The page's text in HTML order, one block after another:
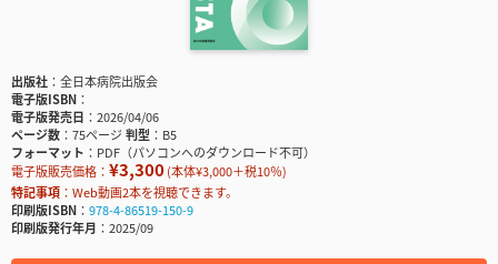
出版社
全日本病院出版会
電子版ISBN
電子版発売日
2026/04/06
ページ数
75ページ判型
B5
フォーマット
PDF（パソコンへのダウンロード不可）
電子版販売価格： ¥3,300(本体¥3,000＋税10％)
特記事項
Web動画2本を視聴できます。
印刷版ISBN
978-4-86519-150-9
印刷版発行年月
2025/09